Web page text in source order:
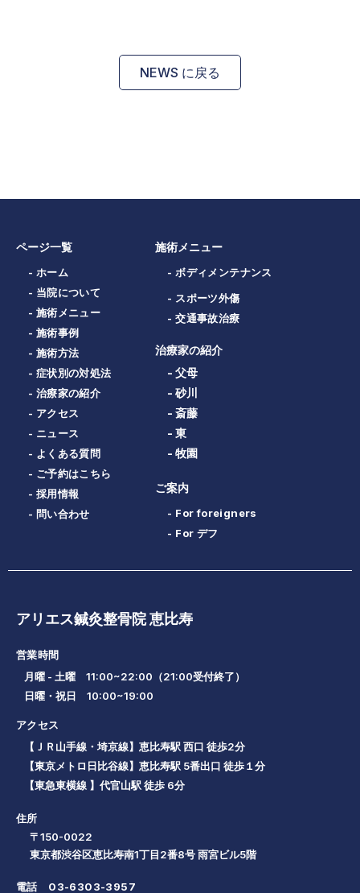
NEWS に戻る
ページ一覧
- ホーム
- 当院について
- 施術メニュー
- 施術事例
- 施術方法
- 症状別の対処法
- 治療家の紹介
- アクセス
- ニュース
- よくある質問
- ご予約はこちら
- 採用情報
- 問い合わせ
施術メニュー
- ボディメンテナンス
- スポーツ外傷
- 交通事故治療
治療家の紹介
- 父母
- 砂川
- 斎藤
- 東
- 牧園
ご案内
- For foreigners
- For デフ
アリエス鍼灸整骨院 恵比寿
営業時間
月曜 - 土曜 11:00~22:00（21:00受付終了）
日曜・祝日 10:00~19:00
アクセス
【ＪＲ山手線・埼京線】恵比寿駅 西口 徒歩2分
【東京メトロ日比谷線】恵比寿駅 5番出口 徒歩１分
【東急東横線 】代官山駅 徒歩 6分
住所
〒150-0022
東京都渋谷区恵比寿南1丁目2番8号 雨宮ビル5階
電話 03-6303-3957